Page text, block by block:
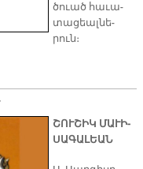
ծուած հա­ւա­
տա­ցեալ­նե­
րուն։
ՇՈՒ­ՇԻԿ ՄԱ­ՒԻ­
ՍԱ­ԳԱ­ԼԵԱՆ